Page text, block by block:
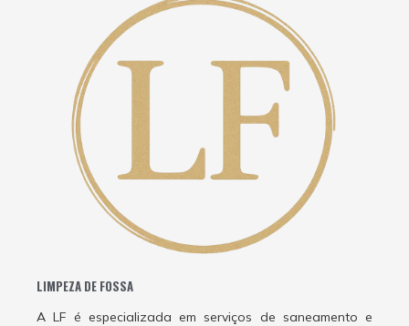
LIMPEZA DE FOSSA
A LF é especializada em serviços de saneamento e